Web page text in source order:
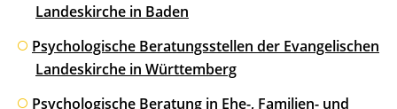
Landeskirche in Baden
Psychologische Beratungsstellen der Evangelischen
Landeskirche in Württemberg
Psychologische Beratung in Ehe-, Familien- und